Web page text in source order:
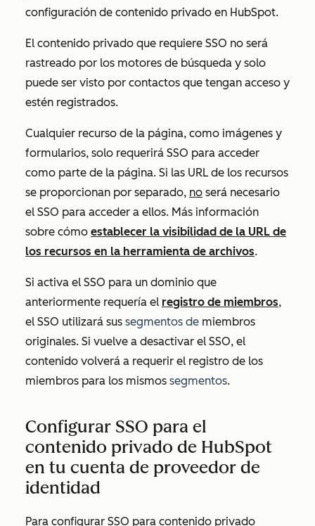
configuración de contenido privado en HubSpot.
El contenido privado que requiere SSO no será
rastreado por los motores de búsqueda y solo
puede ser visto por contactos que tengan acceso y
estén registrados.
Cualquier recurso de la página, como imágenes y
formularios, solo requerirá SSO para acceder
como parte de la página. Si las URL de los recursos
se proporcionan por separado, no será necesario
el SSO para acceder a ellos. Más información
sobre cómo establecer la visibilidad de la URL de
los recursos en la herramienta de archivos.
Si activa el SSO para un dominio que
anteriormente requería el registro de miembros,
el SSO utilizará sus segmentos de miembros
originales. Si vuelve a desactivar el SSO, el
contenido volverá a requerir el registro de los
miembros para los mismos segmentos.
Configurar SSO para el
contenido privado de HubSpot
en tu cuenta de proveedor de
identidad
Para configurar SSO para contenido privado